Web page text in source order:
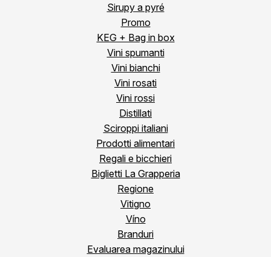
Sirupy a pyré
Promo
KEG + Bag in box
Vini spumanti
Vini bianchi
Vini rosati
Vini rossi
Distillati
Sciroppi italiani
Prodotti alimentari
Regali e bicchieri
Biglietti La Grapperia
Regione
Vitigno
Víno
Branduri
Evaluarea magazinului